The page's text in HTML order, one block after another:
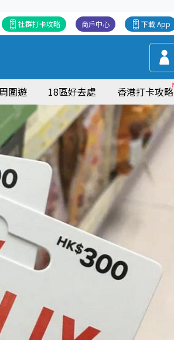
下載 App
商戶中心
社群打卡攻略
圍遊 18區好去處 香港打卡攻略